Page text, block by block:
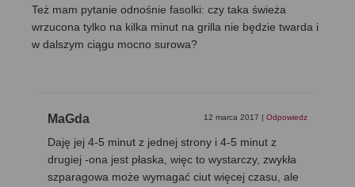
Też mam pytanie odnośnie fasolki: czy taka świeża
wrzucona tylko na kilka minut na grilla nie będzie twarda i
w dalszym ciągu mocno surowa?
MaGda 12 marca 2017 | Odpowiedz
Daję jej 4-5 minut z jednej strony i 4-5 minut z
drugiej -ona jest płaska, więc to wystarczy, zwykła
szparagowa może wymagać ciut więcej czasu, ale